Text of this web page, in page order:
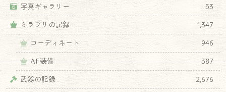
写真ギャラリー
53
ミラプリの記録
1,347
コーディネート
946
AF装備
387
武器の記録
2,676